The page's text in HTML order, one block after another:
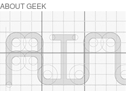
ABOUT GEEK